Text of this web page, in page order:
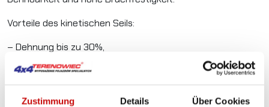
Zustimmung Details Über Cookies
Vorteile des kinetischen Seils:
– Dehnung bis zu 30%,
– geringere Auswirkung auf Fahrzeugkomponenten,
– dynamische Bergung (mit Schwung) möglich,